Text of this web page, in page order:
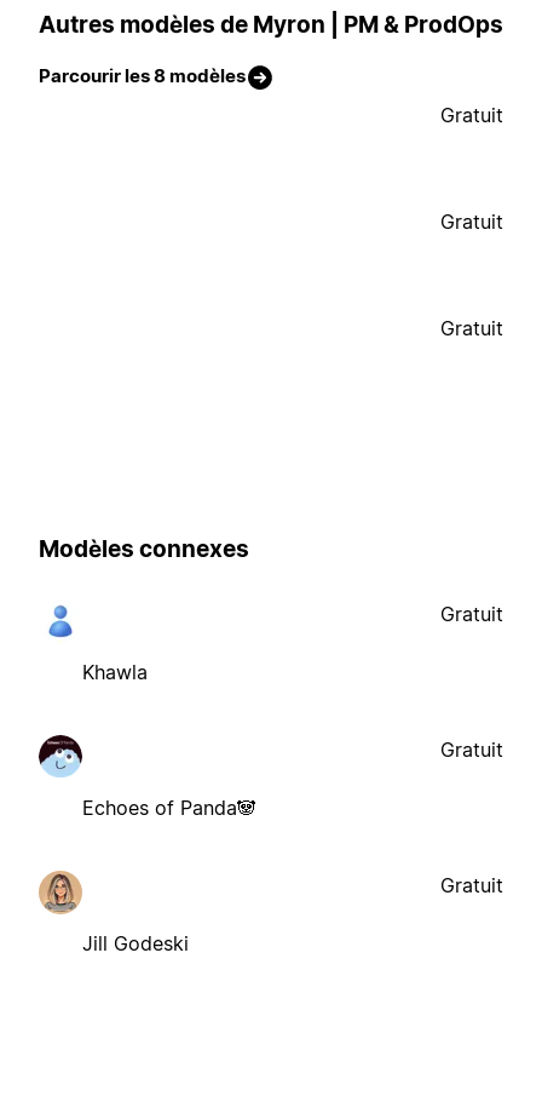
Autres modèles de Myron | PM & ProdOps
Parcourir les 8 modèles
Gratuit
Gratuit
Gratuit
Modèles connexes
Khawla
Gratuit
Echoes of Panda🐼
Gratuit
Jill Godeski
Gratuit